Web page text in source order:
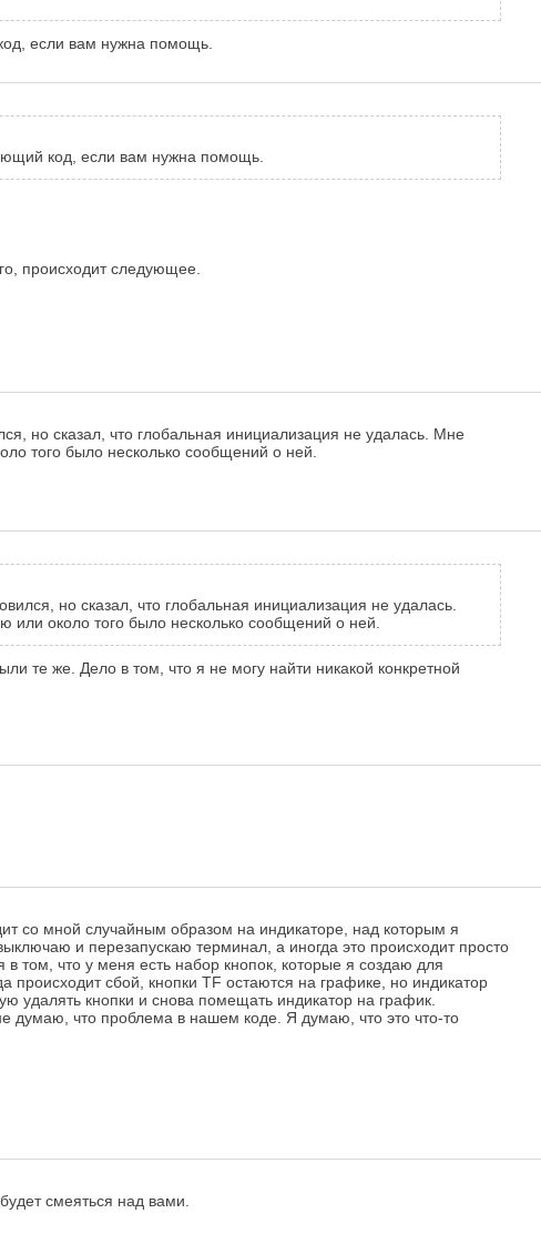
если вам нужна помощь.
код, если вам нужна помощь.
происходит следующее.
но сказал, что глобальная инициализация не удалась. Мне
того было несколько сообщений о ней.
но сказал, что глобальная инициализация не удалась.
около того было несколько сообщений о ней.
те же. Дело в том, что я не могу найти никакой конкретной
со мной случайным образом на индикаторе, над которым я
и перезапускаю терминал, а иногда это происходит просто
том, что у меня есть набор кнопок, которые я создаю для
происходит сбой, кнопки TF остаются на графике, но индикатор
удалять кнопки и снова помещать индикатор на график.
что проблема в нашем коде. Я думаю, что это что-то
смеяться над вами.